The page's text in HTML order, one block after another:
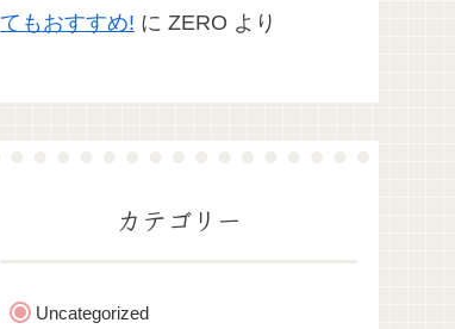
てもおすすめ! に ZERO より
カテゴリー
Uncategorized